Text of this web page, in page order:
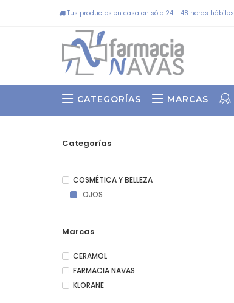
Tus productos en casa en sólo 24 - 48 horas hábiles
CATEGORÍAS MARCAS
Categorías
COSMÉTICA Y BELLEZA
OJOS
Marcas
CERAMOL
FARMACIA NAVAS
KLORANE